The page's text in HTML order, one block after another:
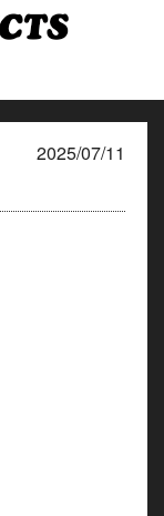
2025/07/11